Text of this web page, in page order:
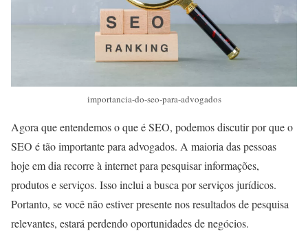
importancia-do-seo-para-advogados
Agora que entendemos o que é SEO, podemos discutir por que o
SEO é tão importante para advogados. A maioria das pessoas
hoje em dia recorre à internet para pesquisar informações,
produtos e serviços. Isso inclui a busca por serviços jurídicos.
Portanto, se você não estiver presente nos resultados de pesquisa
relevantes, estará perdendo oportunidades de negócios.